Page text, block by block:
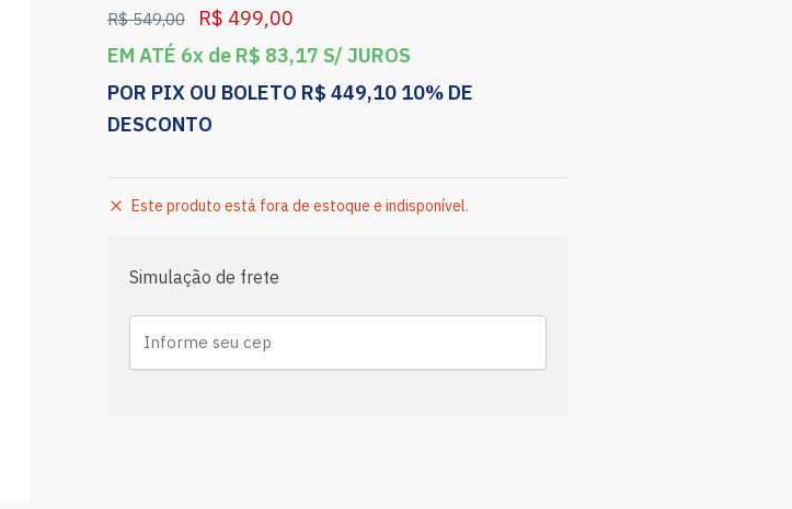
R$549,00 R$ 499,00
EM ATÉ 6x de R$ 83,17 S/ JUROS
POR PIX OU BOLETO R$ 449,10 10% DE
DESCONTO
Este produto está fora de estoque e indisponível.
Simulação de frete